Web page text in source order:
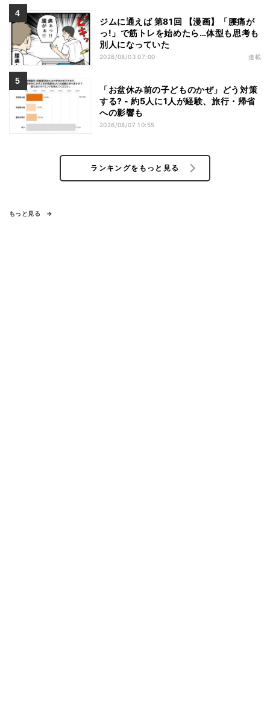
ジムに通えば 第81回 【漫画】「腰痛が
っ!」で筋トレを始めたら…体型も思考も
別人になっていた
2026/08/03 07:00 連載
「お盆休み前の子どものかぜ」どう対策
する? - 約5人に1人が経験、旅行・帰省
への影響も
2026/08/07 10:55
ランキングをもっと見る
もっと見る